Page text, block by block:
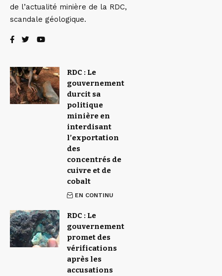
de l’actualité minière de la RDC,
scandale géologique.
RDC : Le
gouvernement
durcit sa
politique
minière en
interdisant
l’exportation
des
concentrés de
cuivre et de
cobalt
EN CONTINU
RDC : Le
gouvernement
promet des
vérifications
après les
accusations